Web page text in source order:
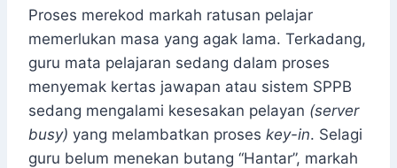
Proses merekod markah ratusan pelajar
memerlukan masa yang agak lama. Terkadang,
guru mata pelajaran sedang dalam proses
menyemak kertas jawapan atau sistem SPPB
sedang mengalami kesesakan pelayan (server
busy) yang melambatkan proses key-in. Selagi
guru belum menekan butang “Hantar”, markah